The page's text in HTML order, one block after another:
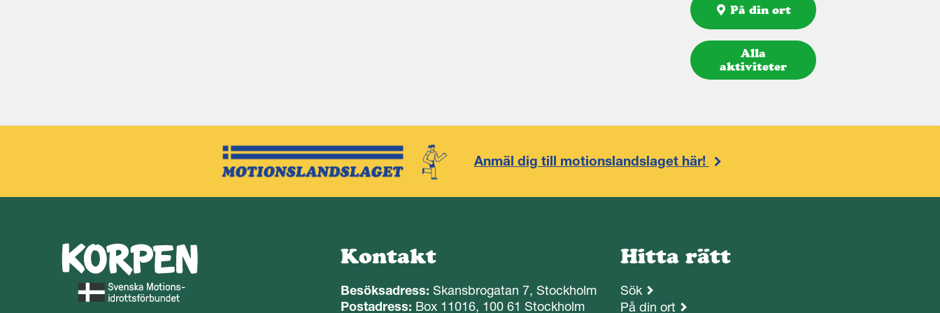
På din ort
Alla
aktiviteter
Anmäl dig till motionslandslaget här!
Kontakt
Besöksadress: Skansbrogatan 7, Stockholm
Postadress: Box 11016, 100 61 Stockholm
Hitta rätt
Sök
På din ort